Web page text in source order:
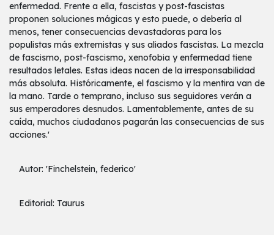
enfermedad. Frente a ella, fascistas y post-fascistas
proponen soluciones mágicas y esto puede, o debería al
menos, tener consecuencias devastadoras para los
populistas más extremistas y sus aliados fascistas. La mezcla
de fascismo, post-fascismo, xenofobia y enfermedad tiene
resultados letales. Estas ideas nacen de la irresponsabilidad
más absoluta. Históricamente, el fascismo y la mentira van de
la mano. Tarde o temprano, incluso sus seguidores verán a
sus emperadores desnudos. Lamentablemente, antes de su
caída, muchos ciudadanos pagarán las consecuencias de sus
acciones.'
Autor: 'Finchelstein, federico'
Editorial: Taurus